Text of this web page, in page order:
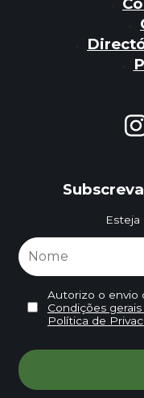
Esteja
Autorizo o envio
Condições
Política de